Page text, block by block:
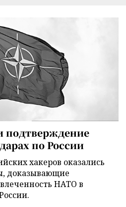
подтверждение
по России
хакеров оказались
доказывающие
НАТО в